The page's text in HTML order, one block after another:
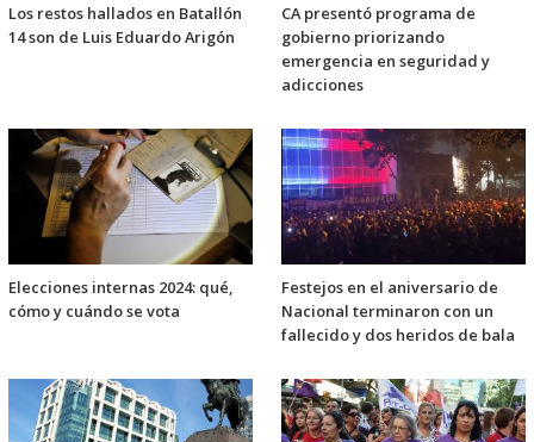
Los restos hallados en Batallón
14 son de Luis Eduardo Arigón
CA presentó programa de
gobierno priorizando
emergencia en seguridad y
adicciones
Elecciones internas 2024: qué,
cómo y cuándo se vota
Festejos en el aniversario de
Nacional terminaron con un
fallecido y dos heridos de bala